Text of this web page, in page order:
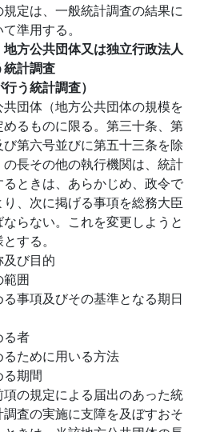
定は、一般統計調査の結果に
準用する。
方公共団体又は独立行政法人
計調査
う統計調査）
共団体（地方公共団体の規模を
るものに限る。第三十条、第
第六号並びに第五十三条を除
長その他の執行機関は、統計
ときは、あらかじめ、政令で
、次に掲げる事項を総務大臣
らない。これを変更しようと
する。
び目的
囲
事項及びその基準となる期日
る者
ために用いる方法
期間
の規定による届出のあった統
査の実施に支障を及ぼすおそ